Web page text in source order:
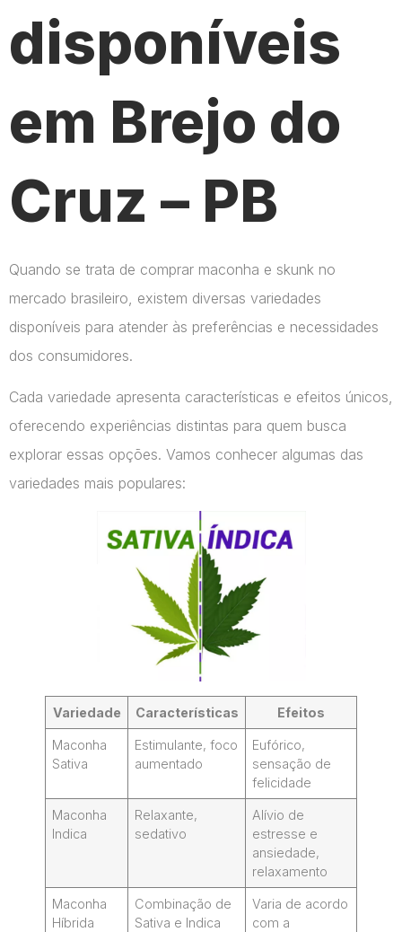
disponíveis
em Brejo do
Cruz – PB
Quando se trata de comprar maconha e skunk no
mercado brasileiro, existem diversas variedades
disponíveis para atender às preferências e necessidades
dos consumidores.
Cada variedade apresenta características e efeitos únicos,
oferecendo experiências distintas para quem busca
explorar essas opções. Vamos conhecer algumas das
variedades mais populares:
Variedade Características Efeitos
Maconha
Sativa
Estimulante, foco
aumentado
Eufórico,
sensação de
felicidade
Maconha
Indica
Relaxante,
sedativo
Alívio de
estresse e
ansiedade,
relaxamento
Maconha
Híbrida
Combinação de
Sativa e Indica
Varia de acordo
com a